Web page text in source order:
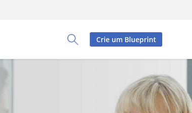
Toggle Search Panel
Crie um Blueprint